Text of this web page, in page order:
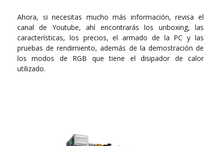
Ahora, si necesitas mucho más información, revisa el
canal de Youtube, ahí encontrarás los unboxing, las
características, los precios, el armado de la PC y las
pruebas de rendimiento, además de la demostración de
los modos de RGB que tiene el disipador de calor
utilizado.